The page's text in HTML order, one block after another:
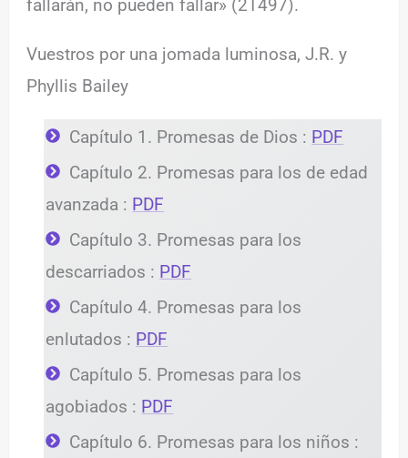
fallarán, no pueden fallar» (2T497).
Vuestros por una jomada luminosa, J.R. y
Phyllis Bailey
Capítulo 1. Promesas de Dios : PDF
Capítulo 2. Promesas para los de edad
avanzada : PDF
Capítulo 3. Promesas para los
descarriados : PDF
Capítulo 4. Promesas para los
enlutados : PDF
Capítulo 5. Promesas para los
agobiados : PDF
Capítulo 6. Promesas para los niños :